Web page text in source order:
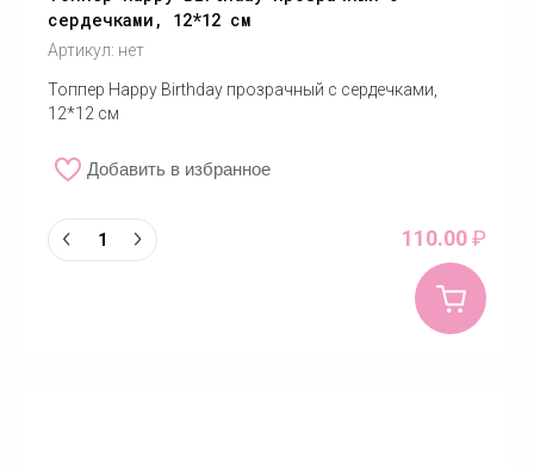
сердечками, 12*12 см
Артикул: нет
Топпер Happy Birthday прозрачный с сердечками,
12*12 см
Добавить в избранное
110.00₽